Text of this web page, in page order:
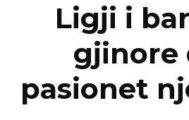
Ligji i
gjinore
pasionet